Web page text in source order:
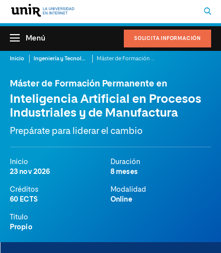
SOLICITA INFORMACIÓN
Menú
Inicio Ingeniería y Tecnología
Máster de Formación Permanente en
Inteligencia Artificial en Procesos
Industriales y de Manufactura
Prepárate para liderar el cambio
Inicio
23 nov 2026
Duración
8 meses
Créditos
60 ECTS
Modalidad
Online
Titulo
Propio